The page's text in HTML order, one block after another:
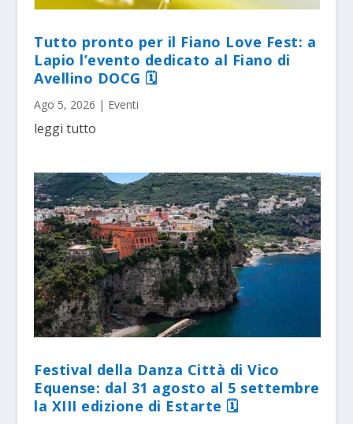
Tutto pronto per il Fiano Love Fest: a
Lapio l’evento dedicato al Fiano di
Avellino DOCG 🗓
Ago 5, 2026 | Eventi
leggi tutto
Festival della Danza Città di Vico
Equense: dal 31 agosto al 5 settembre
la XIII edizione di Estarte 🗓